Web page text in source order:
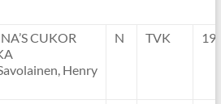
CUKOR
Henry
N TVK